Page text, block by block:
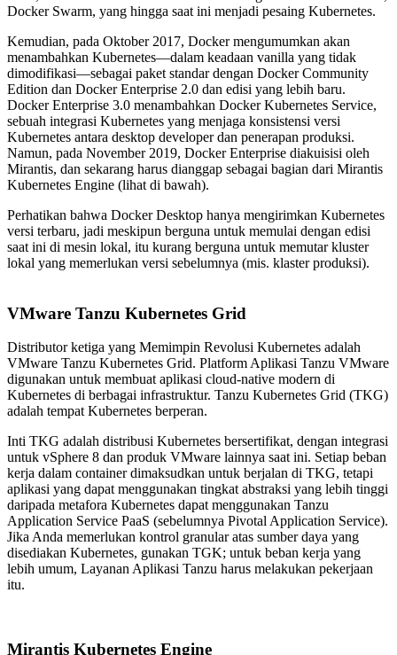
Docker Swarm, yang hingga saat ini menjadi pesaing Kubernetes.
Kemudian, pada Oktober 2017, Docker mengumumkan akan
menambahkan Kubernetes—dalam keadaan vanilla yang tidak
dimodifikasi—sebagai paket standar dengan Docker Community
Edition dan Docker Enterprise 2.0 dan edisi yang lebih baru.
Docker Enterprise 3.0 menambahkan Docker Kubernetes Service,
sebuah integrasi Kubernetes yang menjaga konsistensi versi
Kubernetes antara desktop developer dan penerapan produksi.
Namun, pada November 2019, Docker Enterprise diakuisisi oleh
Mirantis, dan sekarang harus dianggap sebagai bagian dari Mirantis
Kubernetes Engine (lihat di bawah).
Perhatikan bahwa Docker Desktop hanya mengirimkan Kubernetes
versi terbaru, jadi meskipun berguna untuk memulai dengan edisi
saat ini di mesin lokal, itu kurang berguna untuk memutar kluster
lokal yang memerlukan versi sebelumnya (mis. klaster produksi).
VMware Tanzu Kubernetes Grid
Distributor ketiga yang Memimpin Revolusi Kubernetes adalah
VMware Tanzu Kubernetes Grid. Platform Aplikasi Tanzu VMware
digunakan untuk membuat aplikasi cloud-native modern di
Kubernetes di berbagai infrastruktur. Tanzu Kubernetes Grid (TKG)
adalah tempat Kubernetes berperan.
Inti TKG adalah distribusi Kubernetes bersertifikat, dengan integrasi
untuk vSphere 8 dan produk VMware lainnya saat ini. Setiap beban
kerja dalam container dimaksudkan untuk berjalan di TKG, tetapi
aplikasi yang dapat menggunakan tingkat abstraksi yang lebih tinggi
daripada metafora Kubernetes dapat menggunakan Tanzu
Application Service PaaS (sebelumnya Pivotal Application Service).
Jika Anda memerlukan kontrol granular atas sumber daya yang
disediakan Kubernetes, gunakan TGK; untuk beban kerja yang
lebih umum, Layanan Aplikasi Tanzu harus melakukan pekerjaan
itu.
Mirantis Kubernetes Engine